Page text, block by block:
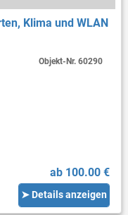
Klima und WLAN
ab 100.00 €
➤ Details anzeigen
Objekt-Nr.60290